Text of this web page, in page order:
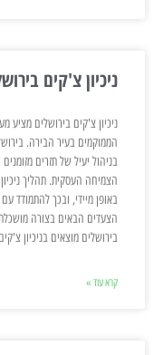
ניכיון צ'קים
ניכיון צ'קים בירושלים מציע
הממוקמים בעיר הבירה.
בניהול יעיל של תזרים
הצמיחה העסקית. תהליך
באופן מיידי, ובכך להתמודד
הצעדים הבאים בצורה
בירושלים מוצאים בניכיון
קרא עוד »